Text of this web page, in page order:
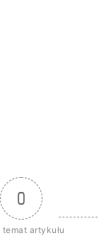
0
temat artykułu